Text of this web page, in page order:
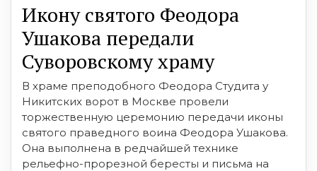
Икону святого Феодора
Ушакова передали
Суворовскому храму
В храме преподобного Феодора Студита у
Никитских ворот в Москве провели
торжественную церемонию передачи иконы
святого праведного воина Феодора Ушакова.
Она выполнена в редчайшей технике
рельефно-прорезной бересты и письма на